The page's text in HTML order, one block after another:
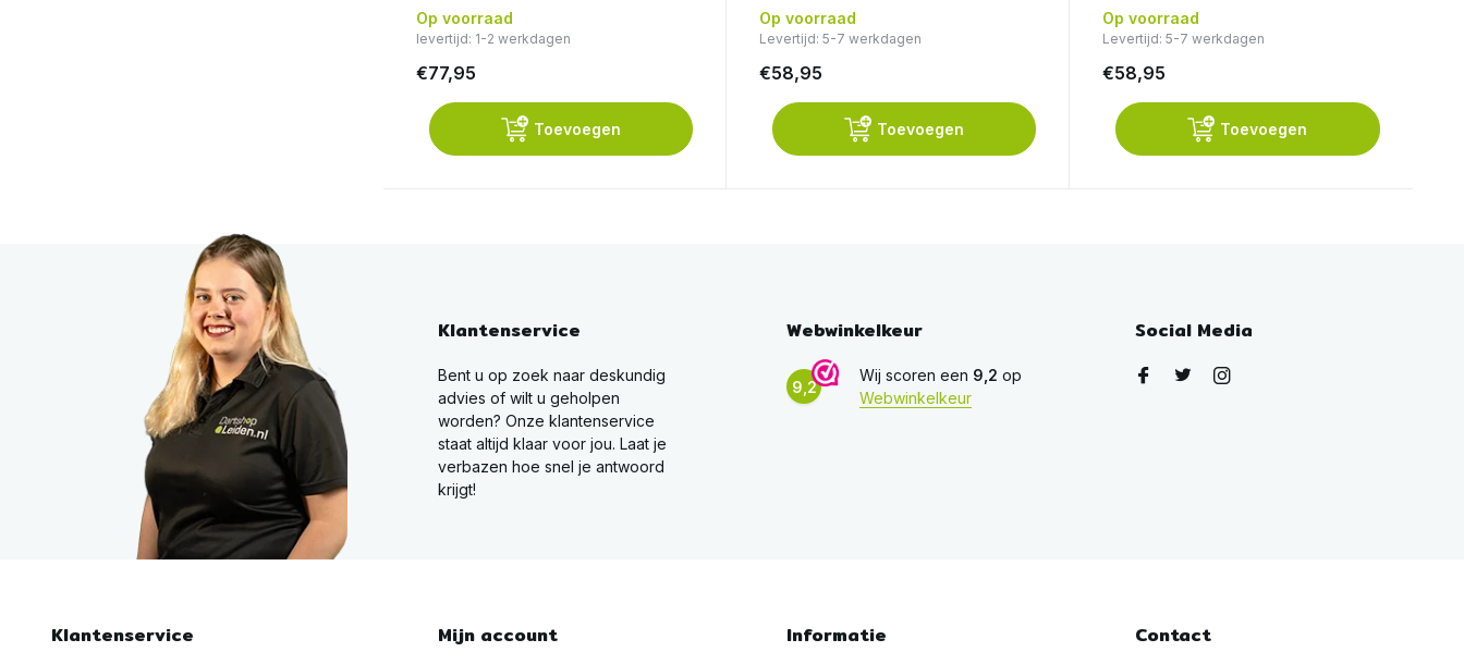
Op voorraad
levertijd: 1-2 werkdagen
€77,95
Toevoegen
Op voorraad
Levertijd: 5-7 werkdagen
€58,95
Toevoegen
Op voorraad
Levertijd: 5-7 werkdagen
€58,95
Toevoegen
Klantenservice
Bent u op zoek naar deskundig
advies of wilt u geholpen
worden? Onze klantenservice
staat altijd klaar voor jou. Laat je
verbazen hoe snel je antwoord
krijgt!
Webwinkelkeur
9,2
Wij scoren een 9,2 op
Webwinkelkeur
Social Media
Klantenservice Mijn account Informatie Contact